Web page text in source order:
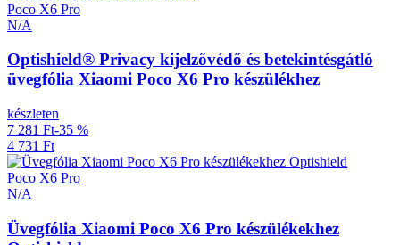
Poco X6 Pro
N/A
Optishield® Privacy kijelzővédő és betekintésgátló
üvegfólia Xiaomi Poco X6 Pro készülékhez
készleten
7 281 Ft-35 %
4 731 Ft
Poco X6 Pro
N/A
Üvegfólia Xiaomi Poco X6 Pro készülékekhez